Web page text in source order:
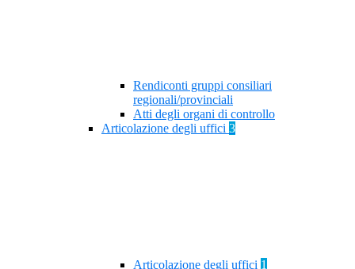
Rendiconti gruppi consiliari
regionali/provinciali
Atti degli organi di controllo
Articolazione degli uffici 3
Articolazione degli uffici 1